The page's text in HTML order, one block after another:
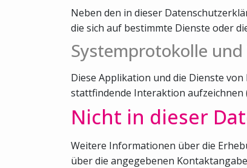
Neben den in dieser
die sich auf bestimmte Dienste oder
Systemprotokolle
Diese Applikation und die Dienste
stattfindende Interaktion aufzeichnen
Nicht in dieser
Weitere Informationen über die
über die angegebenen